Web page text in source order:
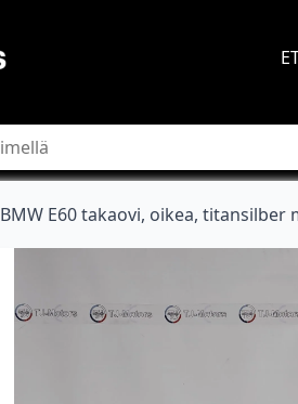
BMW E60 takaovi, oikea, titansilber